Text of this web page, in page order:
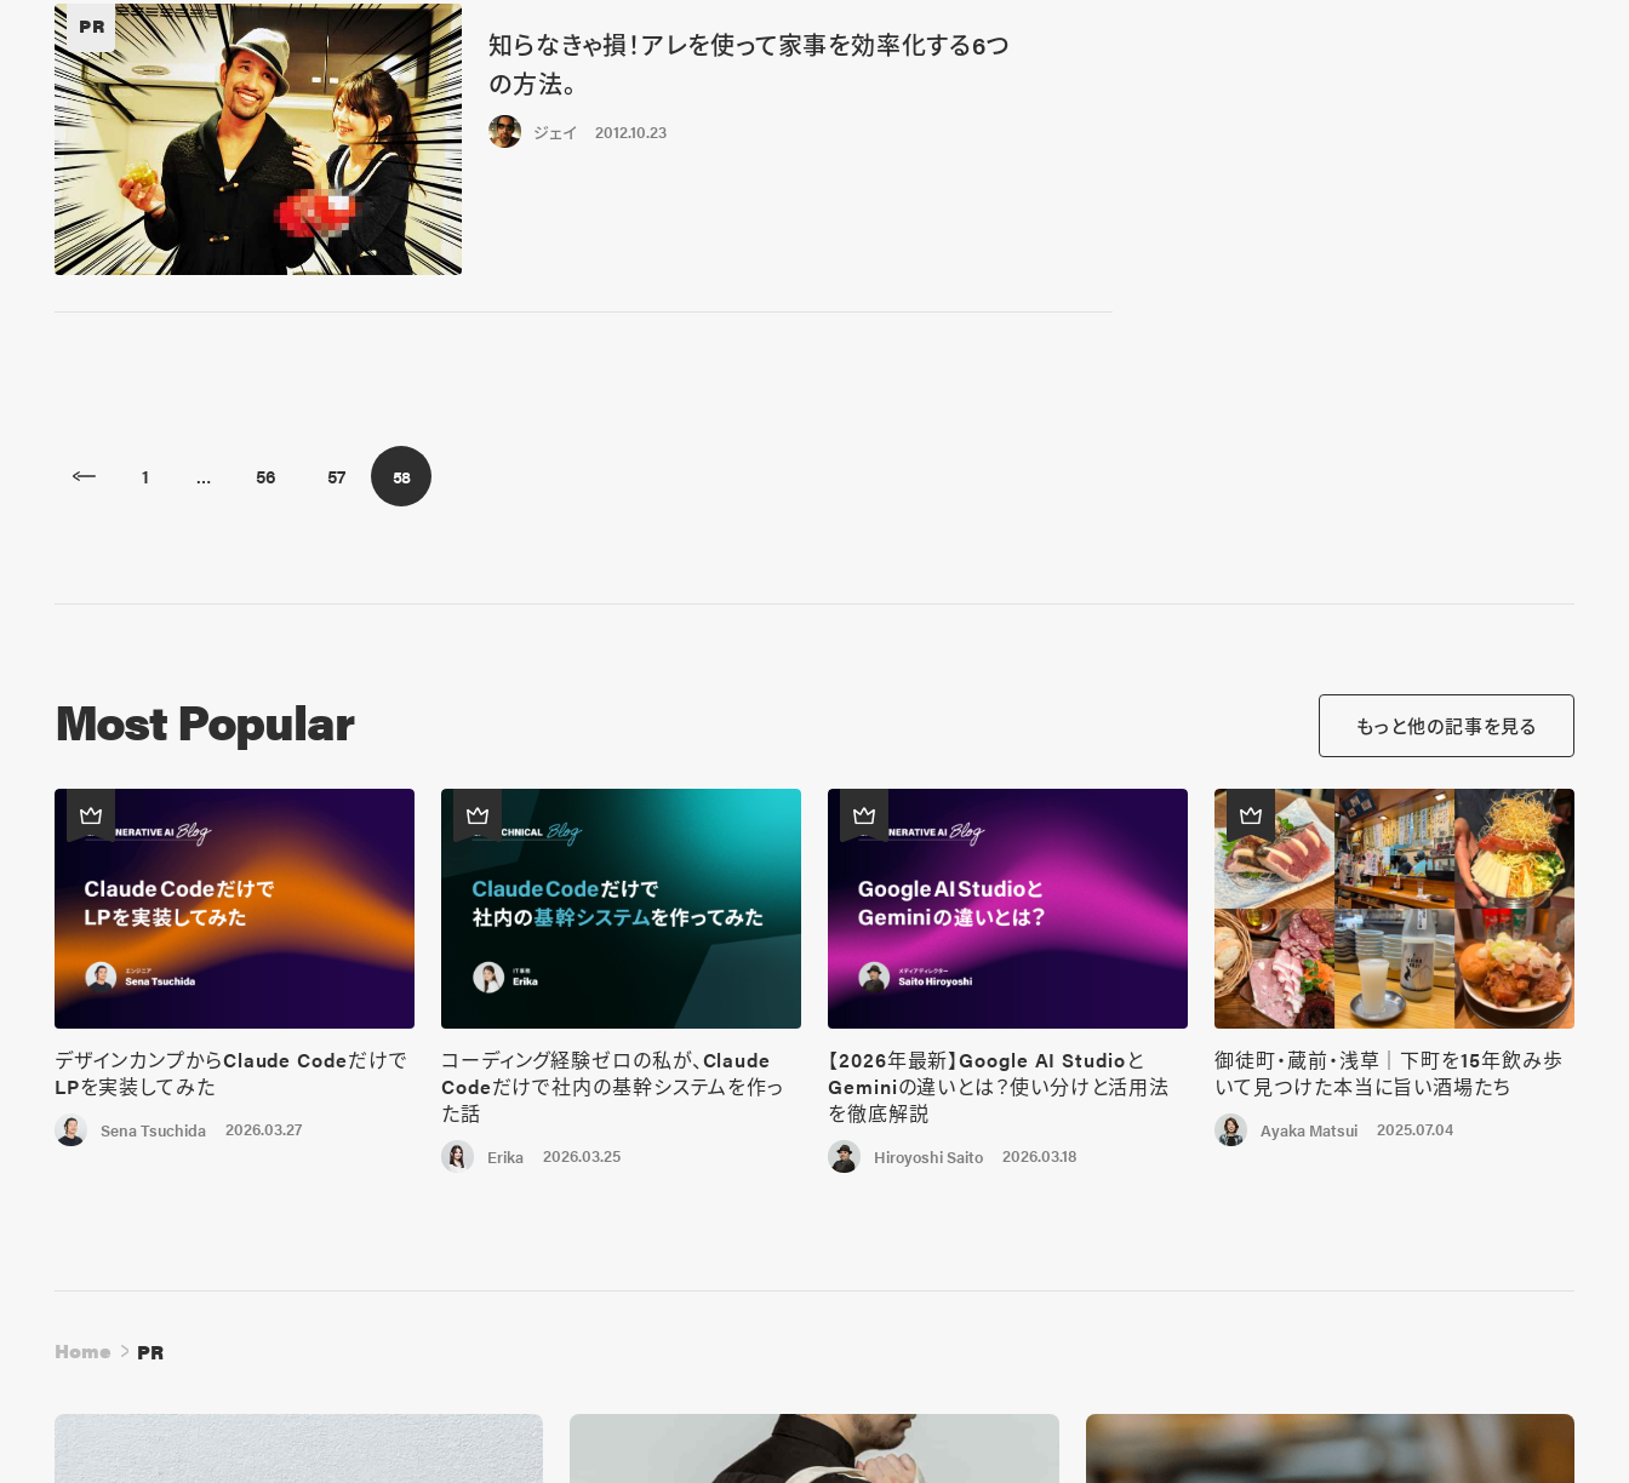
PR
知らなきゃ損！アレを使って家事を効率化する6つ
の方法。
ジェイ 2012.10.23
1 … 56 57 58
Most Popular もっと他の記事を見る
デザインカンプからClaude Codeだけで
LPを実装してみた
Sena Tsuchida 2026.03.27
コーディング経験ゼロの私が、Claude
Codeだけで社内の基幹システムを作っ
た話
Erika 2026.03.25
【2026年最新】Google AI Studioと
Geminiの違いとは？使い分けと活用法
を徹底解説
Hiroyoshi Saito 2026.03.18
御徒町・蔵前・浅草｜下町を15年飲み歩
いて見つけた本当に旨い酒場たち
Ayaka Matsui 2025.07.04
Home PR